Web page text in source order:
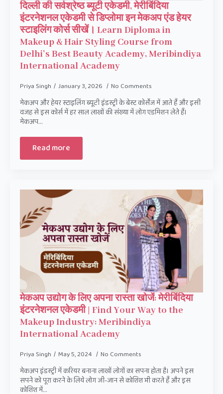
दिल्ली की सर्वश्रेष्ठ ब्यूटी एकेडमी, मेरीबिंदिया
इंटरनेशनल एकेडमी से डिप्लोमा इन मेकअप एंड हेयर
स्टाइलिंग कोर्स सीखें। Learn Diploma in
Makeup & Hair Styling Course from
Delhi’s Best Beauty Academy, Meribindiya
International Academy
Priya Singh January 3, 2026 No Comments
मेकअप और हेयर स्टाइलिंग ब्यूटी इंडस्ट्री के बेस्ट कोर्सेज में आते हैं और इसी
वजह से इस कोर्स में हर साल लाखों की संख्या में लोग एडमिशन लेते हैं।
मेकअप…
Read more
मेकअप उद्योग के लिए अपना रास्ता खोजें: मेरीबिंदिया
इंटरनेशनल एकेडमी | Find Your Way to the
Makeup Industry: Meribindiya
International Academy
Priya Singh May 5, 2024 No Comments
मेकअप इंडस्ट्री में करियर बनाना लाखों लोगों का सपना होता है। अपने इस
सपने को पूरा करने के लिये लोग जी-जान से कोशिश भी करते हैं और इस
कोशिश में…